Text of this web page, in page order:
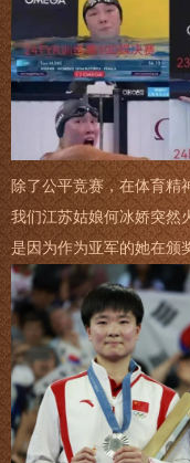
除了公平竞赛，在体育精
我们江苏姑娘何冰娇突然
是因为作为亚军的她在颁